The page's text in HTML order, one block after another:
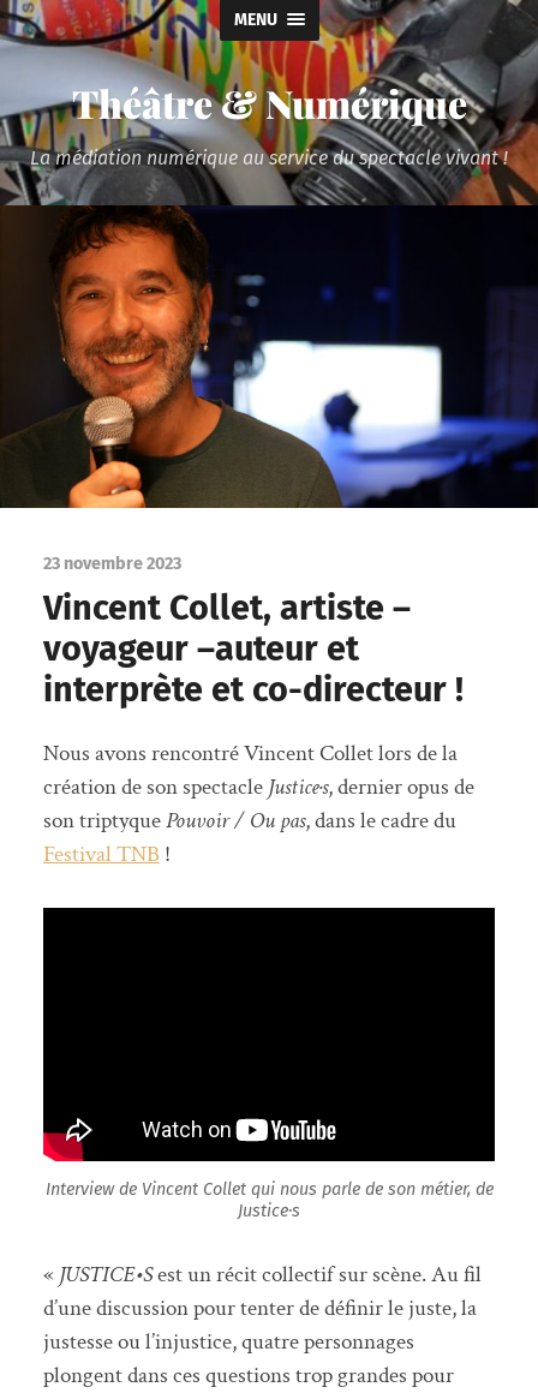
MENU
Théâtre & Numérique
La médiation numérique au service du spectacle vivant !
23 novembre 2023
Vincent Collet, artiste –
voyageur –auteur et
interprète et co-directeur !
Nous avons rencontré Vincent Collet lors de la
création de son spectacle Justice·s, dernier opus de
son triptyquePouvoir / Ou pas, dans le cadre du
Festival TNB!
Interview de Vincent Collet qui nous parle de son métier, de
Justice·s
« JUSTICE•Sest un récit collectif sur scène. Au fil
d’une discussion pour tenter de définir le juste, la
justesse ou l’injustice, quatre personnages
plongent dans ces questions trop grandes pour